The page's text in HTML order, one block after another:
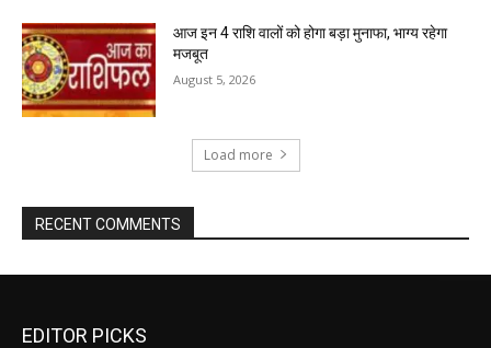
आज इन 4 राशि वालों को होगा बड़ा मुनाफा, भाग्य रहेगा
मजबूत
August 5, 2026
Load more
RECENT COMMENTS
EDITOR PICKS